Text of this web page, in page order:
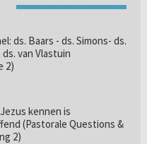
ds. Baars - ds. Simons- ds.
van Vlastuin
2)
kennen is
(Pastorale Questions &
2)